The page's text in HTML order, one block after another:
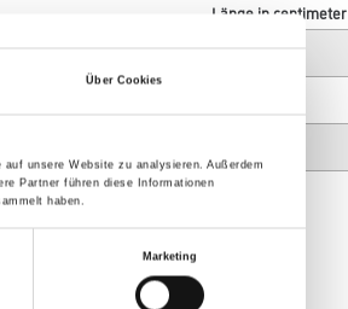
Über Cookies
unsere Website zu analysieren. Außerdem
Partner führen diese Informationen
haben.
Marketing
Länge in centimeter